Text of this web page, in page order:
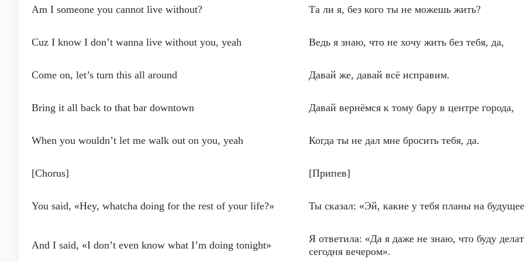
Am I someone you cannot live without? Та ли я, без кого ты не можешь жить?
Cuz I know I don’t wanna live without you, yeah Ведь я знаю, что не хочу жить без тебя, да,
Come on, let’s turn this all around Давай же, давай всё исправим.
Bring it all back to that bar downtown Давай вернёмся к тому бару в центре города,
When you wouldn’t let me walk out on you, yeah Когда ты не дал мне бросить тебя, да.
[Chorus] [Припев]
You said, «Hey, whatcha doing for the rest of your life?» Ты сказал: «Эй, какие у тебя планы на
And I said, «I don’t even know what I’m doing tonight»
Я ответила: «Да я даже не знаю, что буду
сегодня вечером».